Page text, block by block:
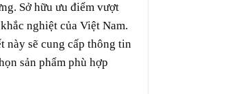
Sở hữu ưu điểm vượt
nghiệt của Việt Nam.
này sẽ cung cấp thông tin
sản phẩm phù hợp